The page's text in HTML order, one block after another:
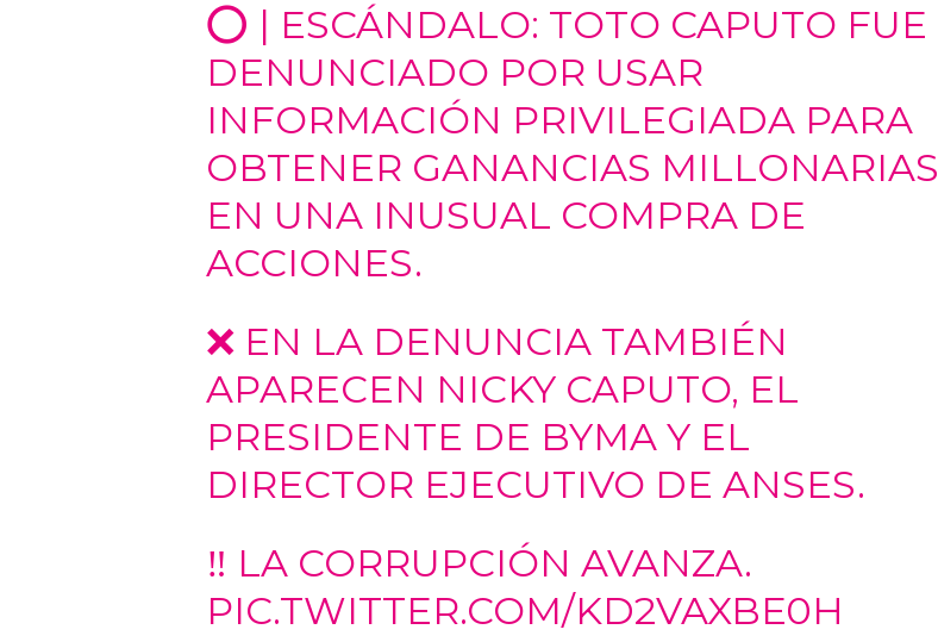
⭕️ | ESCÁNDALO: TOTO CAPUTO FUE
DENUNCIADO POR USAR
INFORMACIÓN PRIVILEGIADA PARA
OBTENER GANANCIAS MILLONARIAS
EN UNA INUSUAL COMPRA DE
ACCIONES.
❌ EN LA DENUNCIA TAMBIÉN
APARECEN NICKY CAPUTO, EL
PRESIDENTE DE BYMA Y EL
DIRECTOR EJECUTIVO DE ANSES.
‼️ LA CORRUPCIÓN AVANZA.
PIC.TWITTER.COM/KD2VAXBE0H